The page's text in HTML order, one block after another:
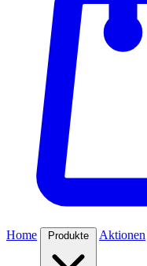
Home Produkte Aktionen